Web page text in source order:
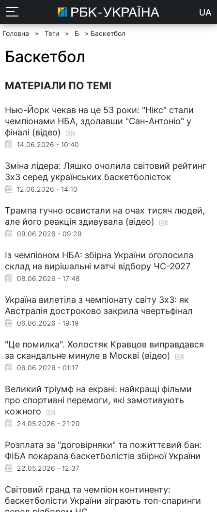
UA
Головна » Теги » Б » Баскетбол
Баскетбол
МАТЕРІАЛИ ПО ТЕМІ
Нью-Йорк чекав на це 53 роки: "Нікс" стали
чемпіонами НБА, здолавши "Сан-Антоніо" у
фіналі (відео)
14.06.2026 - 10:40
Зміна лідера: Ляшко очолила світовий рейтинг
3х3 серед українських баскетболісток
12.06.2026 - 14:10
Трампа гучно освистали на очах тисяч людей,
але його реакція здивувала (відео)
09.06.2026 - 09:29
Із чемпіоном НБА: збірна України оголосила
склад на вирішальні матчі відбору ЧС-2027
08.06.2026 - 17:48
Україна вилетіла з чемпіонату світу 3х3: як
Австралія достроково закрила чвертьфінал
06.06.2026 - 19:19
"Це помилка". Холостяк Кравцов виправдався
за скандальне минуле в Москві (відео)
06.06.2026 - 01:17
Великий тріумф на екрані: найкращі фільми
про спортивні перемоги, які замотивують
кожного
24.05.2026 - 21:20
Розплата за "договірняки" та пожиттєвий бан:
ФІБА покарала баскетболістів збірної України
22.05.2026 - 12:37
Світовий гранд та чемпіон континенту:
баскетболісти України зіграють топ-спаринги